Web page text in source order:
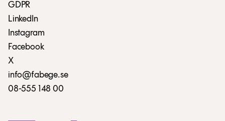
GDPR
LinkedIn
Instagram
Facebook
X
info@fabege.se
08-555 148 00